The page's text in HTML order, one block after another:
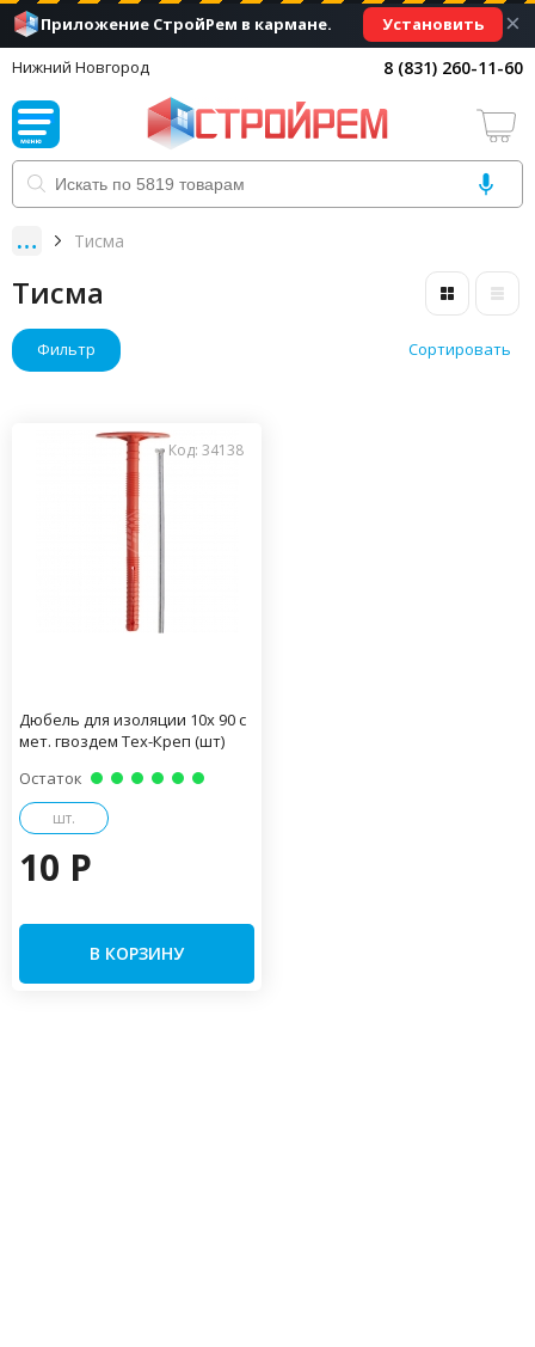
Приложение СтройРем в кармане. Установить ×
Нижний Новгород 8 (831) 260-11-60
Тисма
Тисма
Фильтр Сортировать
Код: 34138
Дюбель для изоляции 10х 90 с
мет. гвоздем Тех-Креп (шт)
Остаток
шт.
10 P
В КОРЗИНУ